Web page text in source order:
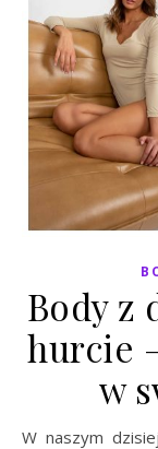
Body z
hurcie
w
W naszym dzisiejszym wpisie poruszymy bardzo ważny